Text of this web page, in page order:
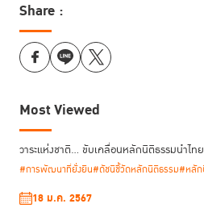
RoLD Fellows ทั้ง 5 รุ่น คือ ประจักษ์พยานที่
เป็นแพลตฟอร์มให้เราทำงานร่วมกันต่อไปในอ
อำนวยการสถาบันเพื่อการยุติธรรมแห่งประเท
ต้อนรับผู้เข้าร่วมหลักสูตร RoLD Xcelerate
Share :
Most Viewed
วาระแห่งชาติ… ขับเคลื่อนหลักนิติธรรมนำไทย
#การพัฒนาที่ยั่งยืน#ดัชนีชี้วัดหลักนิติธรรม#หลัก
18 ม.ค. 2567